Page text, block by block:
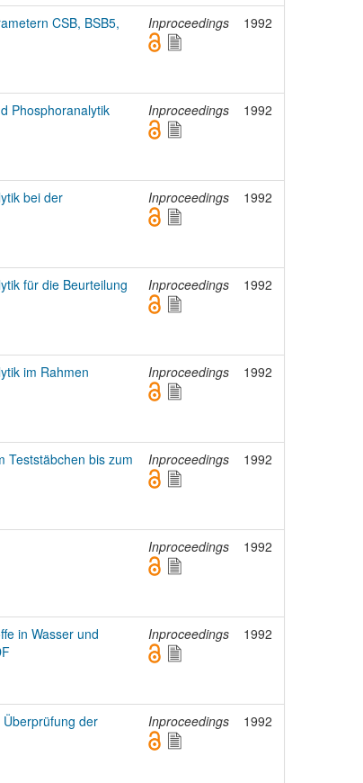
CSB, BSB5,
Inproceedings 1992
Phosphoranalytik Inproceedings 1992
bei der
Inproceedings 1992
für die Beurteilung
Inproceedings 1992
im Rahmen
Inproceedings 1992
Teststäbchen bis zum
Inproceedings 1992
Inproceedings 1992
in Wasser und
Inproceedings 1992
der
Inproceedings 1992